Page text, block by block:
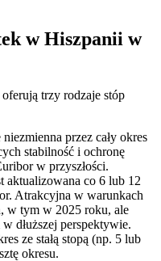
w Hiszpanii w
trzy rodzaje stóp
przez cały okres
stabilność i ochronę
w przyszłości.
aktualizowana co 6 lub 12
Atrakcyjna w warunkach
w tym w 2025 roku, ale
dłuższej perspektywie.
ze stałą stopą (np. 5 lub
okresu.